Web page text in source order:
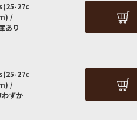
27c
/
あり
27c
/
わずか